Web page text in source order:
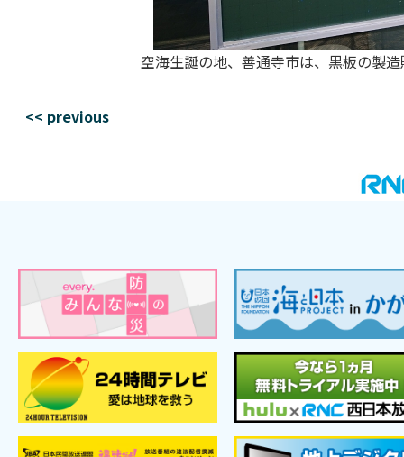
空海生誕の地、善通寺市は、黒板の製
<< previous